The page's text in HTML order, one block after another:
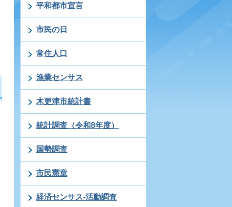
平和都市宣言
市民の日
常住人口
漁業センサス
木更津市統計書
統計調査（令和8年度）
国勢調査
市民憲章
経済センサス-活動調査